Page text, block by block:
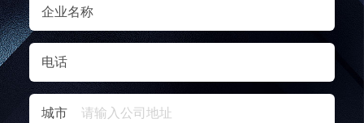
企业名称
电话
城市